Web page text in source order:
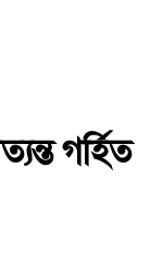
গর্হিত